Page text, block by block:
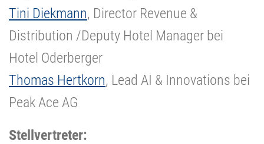
Tini Diekmann, Director Revenue &
Distribution /Deputy Hotel Manager bei
Hotel Oderberger
Thomas Hertkorn, Lead AI & Innovations bei
Peak Ace AG
Stellvertreter: